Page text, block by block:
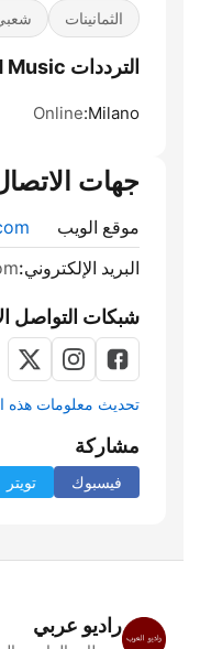
الثمانينات
الترددات Music Star Michael Jackson - United Music:
Milano:
Online
جهات
موقع الويب
البريد الإلكتروني:
شبكات التواصل
تحديث معلومات هذه
مشاركة
فيسبوك تويتر
راديو عربي